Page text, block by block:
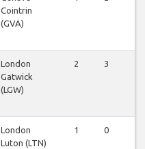
Cointrin
(GVA)
London
Gatwick
(LGW)
2 3
London
Luton (LTN)
1 0